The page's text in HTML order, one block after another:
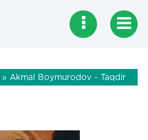
» Akmal Boymurodov - Taqdir